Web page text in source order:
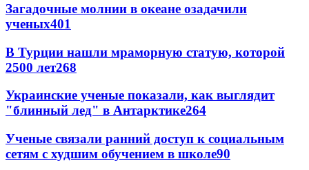
Загадочные молнии в океане озадачили
ученых401
В Турции нашли мраморную статую, которой
2500 лет268
Украинские ученые показали, как выглядит
"блинный лед" в Антарктике264
Ученые связали ранний доступ к социальным
сетям с худшим обучением в школе90